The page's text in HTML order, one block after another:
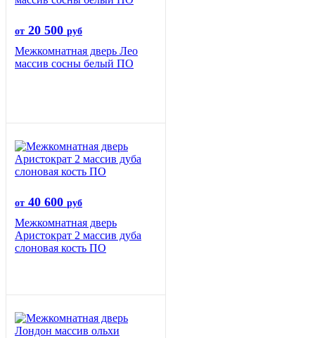
от 20 500 руб
Межкомнатная дверь Лео
массив сосны белый ПО
от 40 600 руб
Межкомнатная дверь
Аристократ 2 массив дуба
слоновая кость ПО